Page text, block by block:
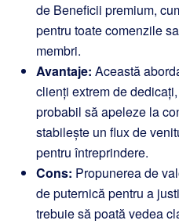
de Beneficii premium,
pentru toate comenzile
membri.
Avantaje: Această
clienți extrem de
probabil să apeleze la
stabilește un flux de
pentru întreprindere.
Cons: Propunerea de
de puternică pentru a
trebuie să poată vedea